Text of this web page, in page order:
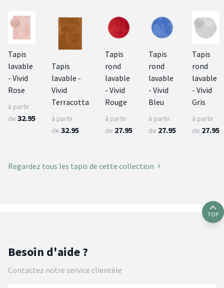
Tapis
lavable
- Vivid
Rose
à partir
de 32.95
Tapis
lavable -
Vivid
Terracotta
à partir
de 32.95
Tapis
rond
lavable
- Vivid
Rouge
à partir
de 27.95
Tapis
rond
lavable
- Vivid
Bleu
à partir
de 27.95
Tapis
rond
lavable
- Vivid
Gris
à partir
de 27.95
Regardez tous les tapis de cette collection
TOP
Besoin d'aide ?
Contactez notre service clientèle